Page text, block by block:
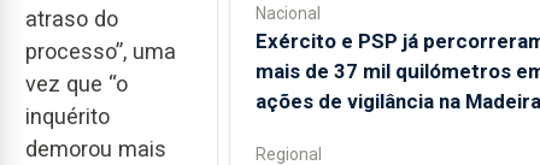
atraso do
processo”, uma
vez que “o
inquérito
demorou mais
Nacional
Exército e PSP já
mais de 37 mil quilómetros
ações de vigilância na Madeira
Regional